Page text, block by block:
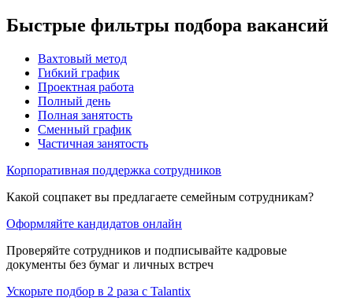
Быстрые фильтры подбора вакансий
Вахтовый метод
Гибкий график
Проектная работа
Полный день
Полная занятость
Сменный график
Частичная занятость
Корпоративная поддержка сотрудников
Какой соцпакет вы предлагаете семейным сотрудникам?
Оформляйте кандидатов онлайн
Проверяйте сотрудников и подписывайте кадровые
документы без бумаг и личных встреч
Ускорьте подбор в 2 раза с Talantix